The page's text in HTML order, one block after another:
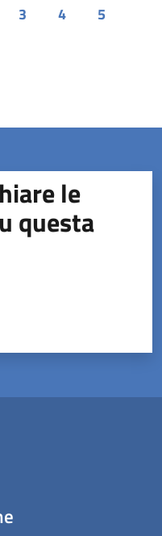
Pagina
3 Pagina
4 Pagina
5
le
questa